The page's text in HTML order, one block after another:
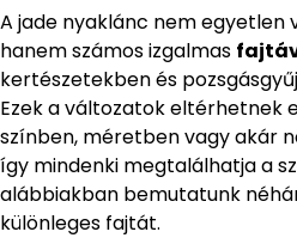
A jade nyaklánc nem egyetlen
hanem számos izgalmas
kertészetekben és
Ezek a változatok eltérhetnek
színben, méretben vagy akár
így mindenki megtalálhatja a
alábbiakban bemutatunk
különleges fajtát.